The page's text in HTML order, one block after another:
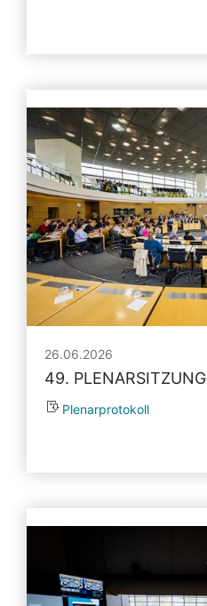
26.06.2026
49. PLENARSITZUNG
Plenarprotokoll